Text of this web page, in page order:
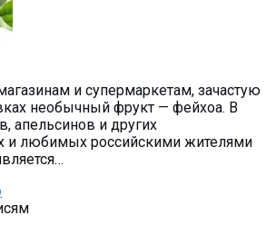
и супермаркетам, зачастую
необычный фрукт — фейхоа. В
апельсинов и других
и любимых российскими жителями